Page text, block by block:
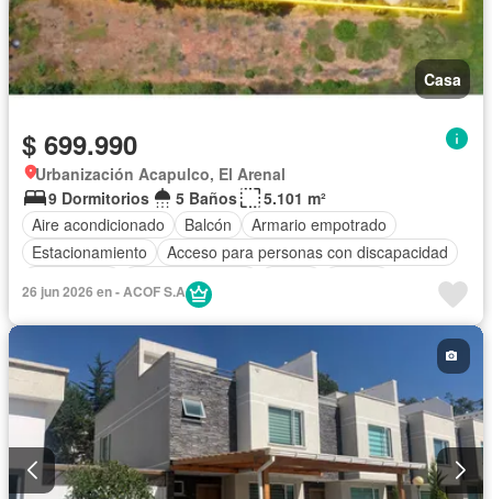
Casa
$ 699.990
Urbanización Acapulco, El Arenal
9 Dormitorios
5 Baños
5.101 m²
Aire acondicionado
Balcón
Armario empotrado
Estacionamiento
Acceso para personas con discapacidad
Cocina equipada
Vista panorámica
Cuarto de servicio
26 jun 2026 en - ACOF S.A